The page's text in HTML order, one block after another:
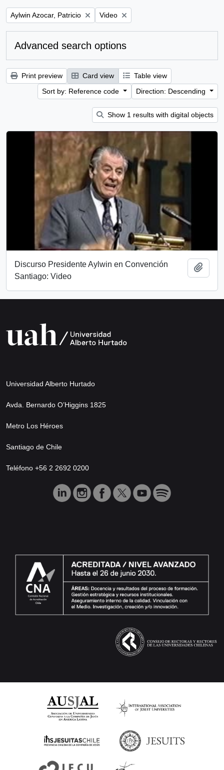
Remove filter:
Aylwin Azocar, Patricio Remove filter:
Video
Advanced search options
Print preview Card view
Table view
Sort by: Reference code
Direction: Descending
Show 1 results with digital objects
Discurso Presidente Aylwin en Convención
Santiago: Video
Universidad Alberto Hurtado
Avda. Bernardo O’Higgins 1825
Metro Los Héroes
Santiago de Chile
Teléfono +56 2 2692 0200